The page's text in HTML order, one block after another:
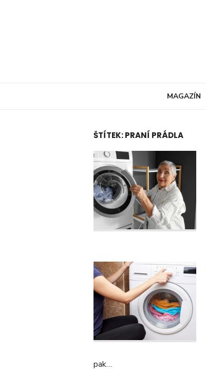
MAGAZÍN
ŠTÍTEK:PRANÍ PRÁDLA
pak…